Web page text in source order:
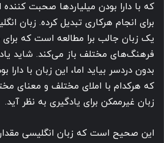
که با دارا بودن میلیاردها صحبت کننده
برای انجام هرکاری تبدیل کرده. زبان
یک زبان جالب برا مطالعه است که برای
فرهنگ‌های مختلف باز می‌کند. شاید
که هرکدام با املای مختلف و معنای
زبان غیرممکن برای یادگیری به نظر آید.
این صحیح است که زبان انگلیسی